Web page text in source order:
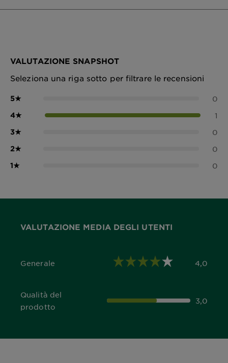
VALUTAZIONE SNAPSHOT
Seleziona una riga sotto per filtrare le recensioni
5★ 0
4★ 1
3★ 0
2★ 0
1★ 0
VALUTAZIONE MEDIA DEGLI UTENTI
Generale
4,0 out of 5 stars 4,0
Qualità del
prodotto
3,0 out of 5 stars 3,0